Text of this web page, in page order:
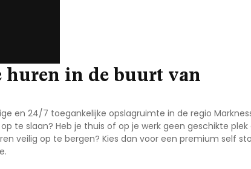
huren in de buurt van
en 24/7 toegankelijke opslagruimte in de regio
te slaan? Heb je thuis of op je werk geen geschikte plek
veilig op te bergen? Kies dan voor een premium self
.